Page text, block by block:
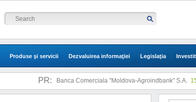
Produse şi servicii Dezvaluirea informaţiei Legislaţia
Banca Comerciala "Moldova-Agroindbank" S.A. 155.00